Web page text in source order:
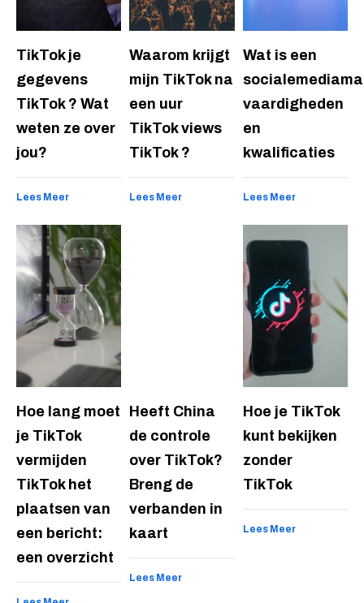
TikTok je
gegevens
TikTok ? Wat
weten ze over
jou?
Lees Meer
Waarom krijgt
mijn TikTok na
een uur
TikTok views
TikTok ?
Lees Meer
Wat is een
vaardigheden
en
kwalificaties
Lees Meer
Hoe lang moet
je TikTok
vermijden
TikTok het
plaatsen van
een bericht:
een overzicht
Heeft China
de controle
over TikTok?
Breng de
verbanden in
kaart
Lees Meer
Hoe je TikTok
kunt bekijken
zonder
TikTok
Lees Meer